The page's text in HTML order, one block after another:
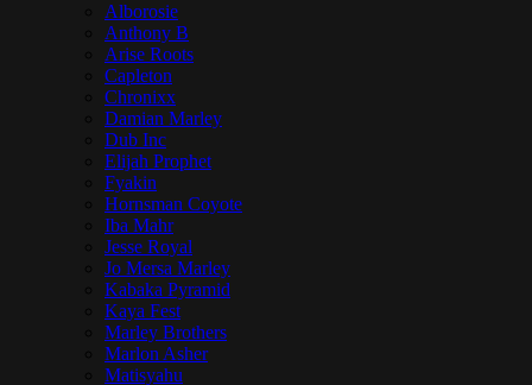
Alborosie
Anthony B
Arise Roots
Capleton
Chronixx
Damian Marley
Dub Inc
Elijah Prophet
Fyakin
Hornsman Coyote
Iba Mahr
Jesse Royal
Jo Mersa Marley
Kabaka Pyramid
Kaya Fest
Marley Brothers
Marlon Asher
Matisyahu